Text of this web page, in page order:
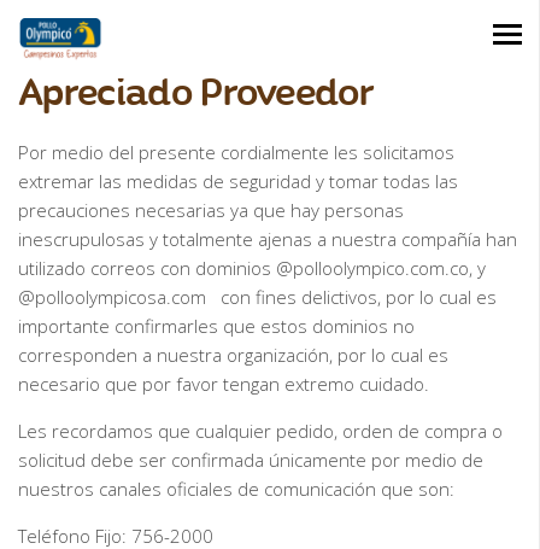
Apreciado Proveedor
Por medio del presente cordialmente les solicitamos
extremar las medidas de seguridad y tomar todas las
precauciones necesarias ya que hay personas
inescrupulosas y totalmente ajenas a nuestra compañía han
utilizado correos con dominios @polloolympico.com.co, y
@polloolympicosa.com con fines delictivos, por lo cual es
importante confirmarles que estos dominios no
corresponden a nuestra organización, por lo cual es
necesario que por favor tengan extremo cuidado.
Les recordamos que cualquier pedido, orden de compra o
solicitud debe ser confirmada únicamente por medio de
nuestros canales oficiales de comunicación que son:
Teléfono Fijo: 756-2000